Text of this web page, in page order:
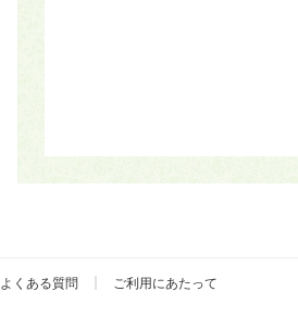
よくある質問 ご利用にあたって